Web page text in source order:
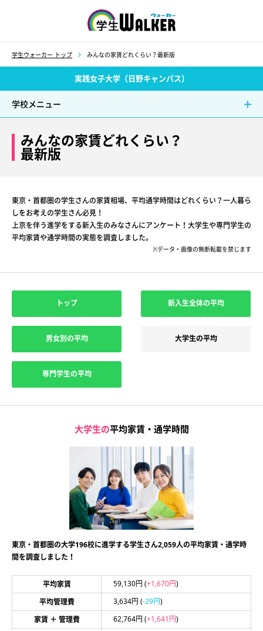
学生ウォーカー トップ みんなの家賃どれくらい？最新版
実践女子大学（日野キャンパス）
学校メニュー
みんなの家賃どれくらい？
最新版
東京・首都圏の学生さんの家賃相場、平均通学時間はどれくらい？一人暮ら
しをお考えの学生さん必見！
上京を伴う進学をする新入生のみなさんにアンケート！大学生や専門学生の
平均家賃や通学時間の実態を調査しました。
※データ・画像の無断転載を禁じます
トップ 新入生全体の平均
男女別の平均 大学生の平均
専門学生の平均
大学生の平均家賃・通学時間
東京・首都圏の大学196校に進学する学生さん2,059人の平均家賃・通学時
間を調査しました！
平均家賃 59,130円 (+1,670円)
平均管理費
3,634円 (-29円)
家賃 ＋ 管理費
62,764円 (+1,641円)